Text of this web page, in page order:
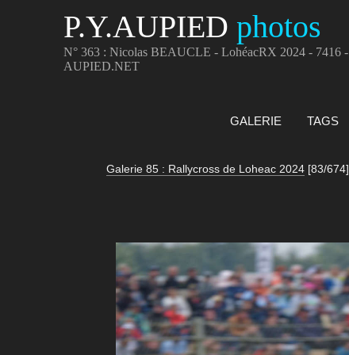
P.Y.AUPIED photos
N° 363 : Nicolas BEAUCLE - LohéacRX 2024 - 7416 -
AUPIED.NET
GALERIE TAGS
Galerie 85 : Rallycross de Loheac 2024 [83/674]